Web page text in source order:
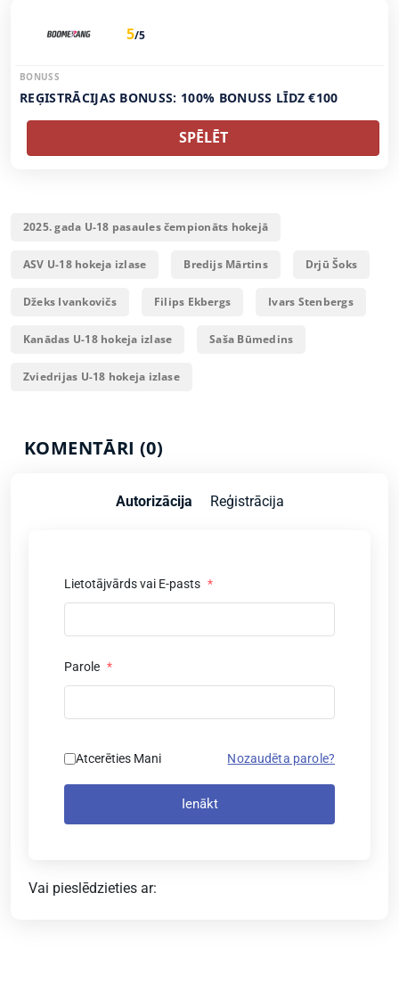
5/5
BONUSS
REĢISTRĀCIJAS BONUSS: 100% BONUSS LĪDZ €100
SPĒLĒT
2025. gada U-18 pasaules čempionāts hokejā
ASV U-18 hokeja izlase Bredijs Mārtins Drjū Šoks
Džeks Ivankovičs Filips Ekbergs Ivars Stenbergs
Kanādas U-18 hokeja izlase Saša Būmedins
Zviedrijas U-18 hokeja izlase
KOMENTĀRI (0)
Autorizācija Reģistrācija
Lietotājvārds vai E-pasts *
Parole *
Atcerēties Mani Nozaudēta parole?
Ienākt
Vai pieslēdzieties ar: